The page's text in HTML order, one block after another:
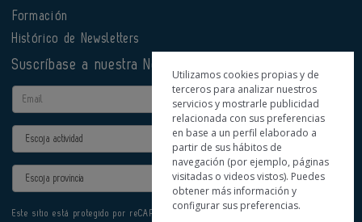
Formación
Histórico de Newsletters
Suscríbase a nuestra Newsletter
Email
Actividad
Provincia
Este sitio está protegido por reCAPTCHA y se aplican la
Utilizamos cookies propias y de
terceros para analizar nuestros
servicios y mostrarle publicidad
relacionada con sus preferencias
en base a un perfil elaborado a
partir de sus hábitos de
navegación (por ejemplo, páginas
visitadas o videos vistos). Puedes
obtener más información y
configurar sus preferencias.